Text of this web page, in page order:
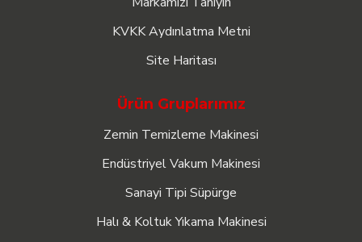
KVKK Aydınlatma Metni
Site Haritası
Ürün Gruplarımız
Zemin Temizleme Makinesi
Endüstriyel Vakum Makinesi
Sanayi Tipi Süpürge
Halı & Koltuk Yıkama Makinesi